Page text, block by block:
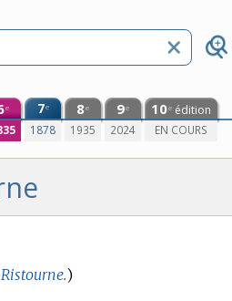
e 7e
1878
8e
1935
9e
2024
10e édition
EN COURS
Ristourne.)